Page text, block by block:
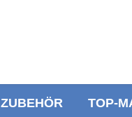
ZUBEHÖR TOP-